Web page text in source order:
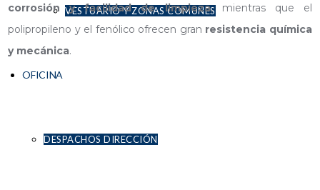
VESTUARIO Y ZONAS COMUNES
OFICINA
DESPACHOS DIRECCIÓN
corrosión y facilidad de limpieza, mientras que el
polipropileno y el fenólico ofrecen gran resistencia química
y mecánica.